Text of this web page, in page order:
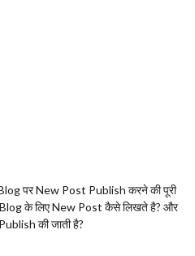
पर New Post Publish करने की पूरी
Blog के लिए New Post कैसे लिखते है? और
की जाती है?